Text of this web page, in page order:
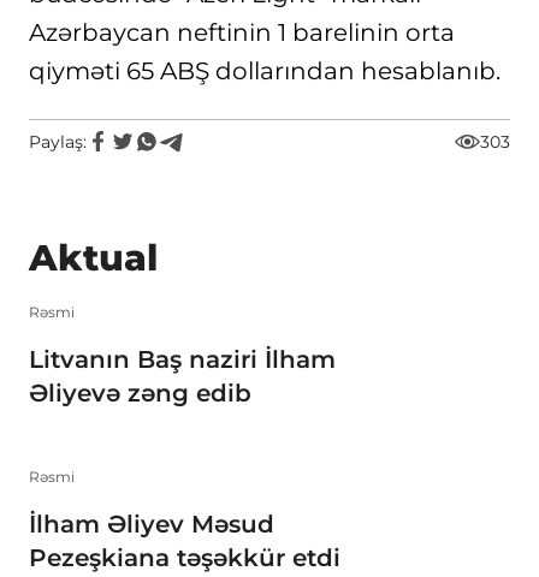
Azərbaycan neftinin 1 barelinin orta
qiyməti 65 ABŞ dollarından hesablanıb.
Paylaş: 303
Aktual
Rəsmi
Litvanın Baş naziri İlham
Əliyevə zəng edib
Rəsmi
İlham Əliyev Məsud
Pezeşkiana təşəkkür etdi